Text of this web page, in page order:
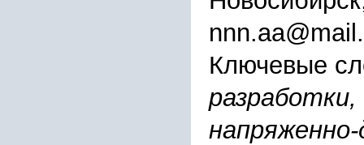
Ключевые